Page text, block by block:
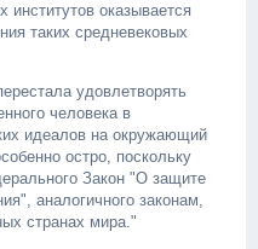
оказывается
таких средневековых
удовлетворять
человека в
идеалов на окружающий
остро, поскольку
Закон "О защите
аналогичного законам,
странах мира."